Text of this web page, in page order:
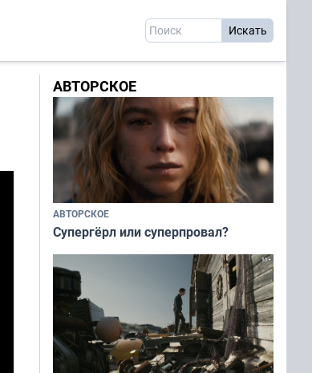
АВТОРСКОЕ
АВТОРСКОЕ
Супергёрл или суперпровал?